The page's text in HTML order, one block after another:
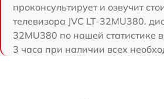
проконсультирует и озвучит
телевизора JVC LT-32MU380.
32MU380 по нашей статистике
3 часа при наличии всех